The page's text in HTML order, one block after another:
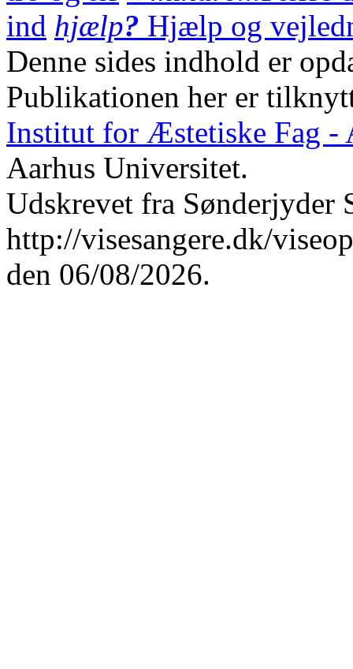
ind hjælp? Hjælp og
Denne sides indhold er
Publikationen her er
Institut for Æstetiske Fag -
Aarhus Universitet.
Udskrevet fra Sønderjyder
http://visesangere.dk/
den 06/08/2026.